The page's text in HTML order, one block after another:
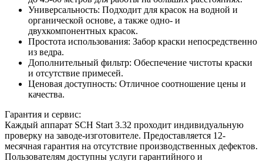
Универсальность: Подходит для красок на водной и
органической основе, а также одно- и
двухкомпонентных красок.
Простота использования: Забор краски непосредственно
из ведра.
Дополнительный фильтр: Обеспечение чистоты краски
и отсутствие примесей.
Ценовая доступность: Отличное соотношение цены и
качества.
Гарантия и сервис:
Каждый аппарат SCH Start 3.32 проходит индивидуальную
проверку на заводе-изготовителе. Предоставляется 12-
месячная гарантия на отсутствие производственных дефектов.
Пользователям доступны услуги гарантийного и